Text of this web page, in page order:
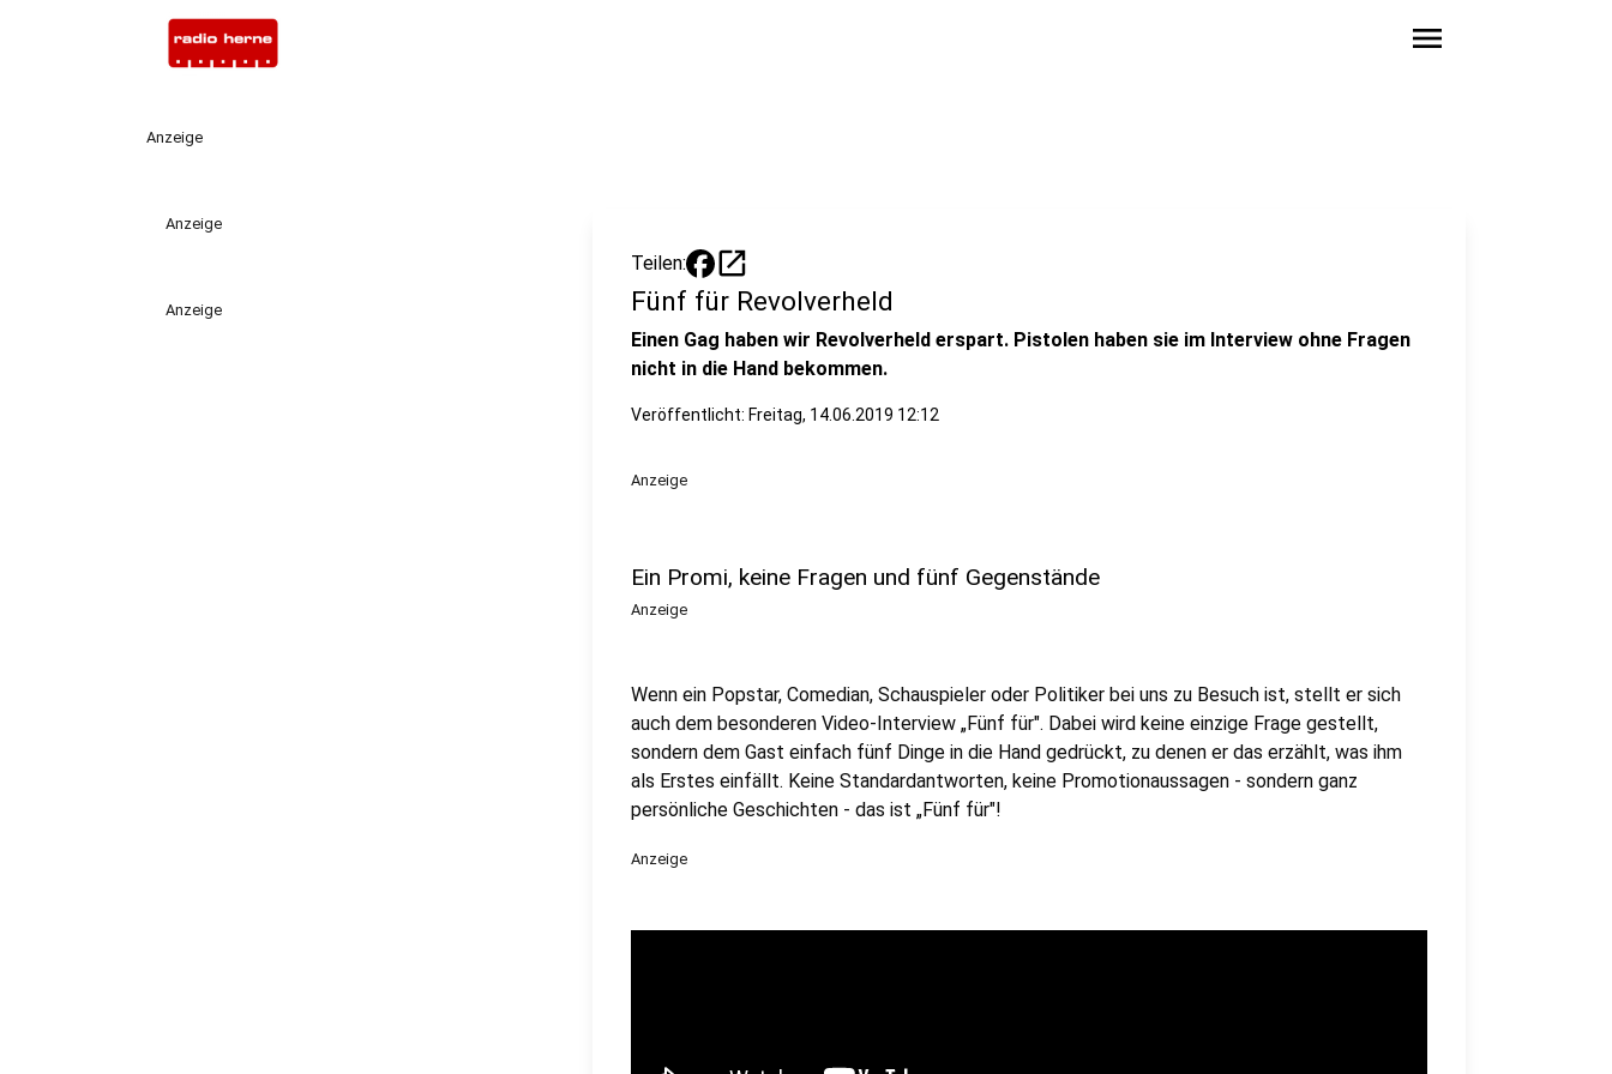
menu
Anzeige
Anzeige
Anzeige
Teilen: open_in_new
Fünf für Revolverheld
Einen Gag haben wir Revolverheld erspart. Pistolen haben sie im Interview ohne Fragen
nicht in die Hand bekommen.
Veröffentlicht: Freitag, 14.06.2019 12:12
Anzeige
Ein Promi, keine Fragen und fünf Gegenstände
Anzeige
Wenn ein Popstar, Comedian, Schauspieler oder Politiker bei uns zu Besuch ist, stellt er sich
auch dem besonderen Video-Interview „Fünf für". Dabei wird keine einzige Frage gestellt,
sondern dem Gast einfach fünf Dinge in die Hand gedrückt, zu denen er das erzählt, was ihm
als Erstes einfällt. Keine Standardantworten, keine Promotionaussagen - sondern ganz
persönliche Geschichten - das ist „Fünf für"!
Anzeige